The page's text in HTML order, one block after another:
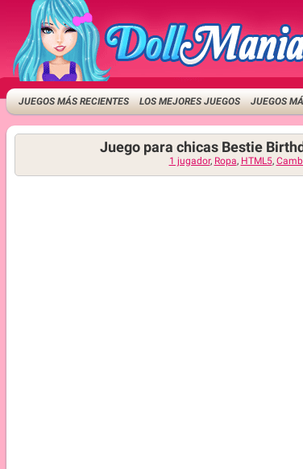
JUEGOS MÁS RECIENTES LOS MEJORES JUEGOS JUEGOS
Juego para chicas Bestie
1 jugador, Ropa, HTML5,